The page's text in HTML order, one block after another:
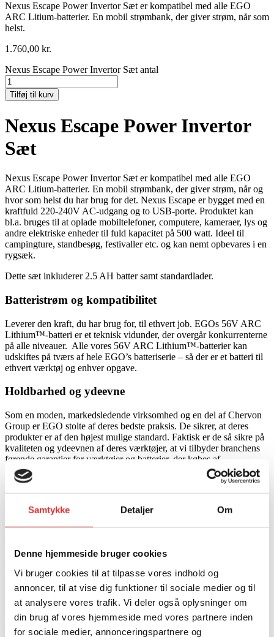
Samtykke Detaljer Om
Denne hjemmeside bruger cookies
Vi bruger cookies til at tilpasse vores indhold og
annoncer, til at vise dig funktioner til sociale medier og til
at analysere vores trafik. Vi deler også oplysninger om
din brug af vores hjemmeside med vores partnere inden
for sociale medier, annonceringspartnere og
Nexus Escape Power Invertor Sæt er kompatibel med alle EGO
ARC Litium-batterier. En mobil strømbank, der giver strøm, når som
helst.
1.760,00 kr.
Nexus Escape Power Invertor Sæt antal
Tilføj til kurv
Nexus Escape Power Invertor
Sæt
Nexus Escape Power Invertor Sæt er kompatibel med alle EGO
ARC Litium-batterier. En mobil strømbank, der giver strøm, når og
hvor som helst du har brug for det. Nexus Escape er bygget med en
kraftfuld 220-240V AC-udgang og to USB-porte. Produktet kan
bl.a. bruges til at oplade mobiltelefoner, computere, kameraer, lys og
andre elektriske enheder til fuld kapacitet på 500 watt. Ideel til
campingture, standbesøg, festivaller etc. og kan nemt opbevares i en
rygsæk.
Dette sæt inkluderer 2.5 AH batter samt standardlader.
Batteristrøm og kompatibilitet
Leverer den kraft, du har brug for, til ethvert job. EGOs 56V ARC
Lithium™-batteri er et teknisk vidunder, der overgår konkurrenterne
på alle niveauer. Alle vores 56V ARC Lithium™-batterier kan
udskiftes på tværs af hele EGO’s batteriserie – så der er et batteri til
ethvert værktøj og enhver opgave.
Holdbarhed og ydeevne
Som en moden, markedsledende virksomhed og en del af Chervon
Group er EGO stolte af deres bedste praksis. De sikrer, at deres
produkter er af den højest mulige standard. Faktisk er de så sikre på
kvaliteten og ydeevnen af deres værktøjer, at vi tilbyder branchens
førende garantier for værktøjer og batterier, der købes af
professionelle og private brugere.
Miljøvenlighed
Hos EGO tænkes der over ydeevne. Vores eksperter er utrættelige i
deres stræben efter at innovere værktøjer til en bedre verden. EGO’s
er også bedre for miljøet. Hjælp os med at føre Europa ind i en
batteridrevet fremtid, og engager dig i den smartere, grønnere måde
at arbejde udendørs på.
Redskaber og tilbehør
Nexus Escape Power Invertor